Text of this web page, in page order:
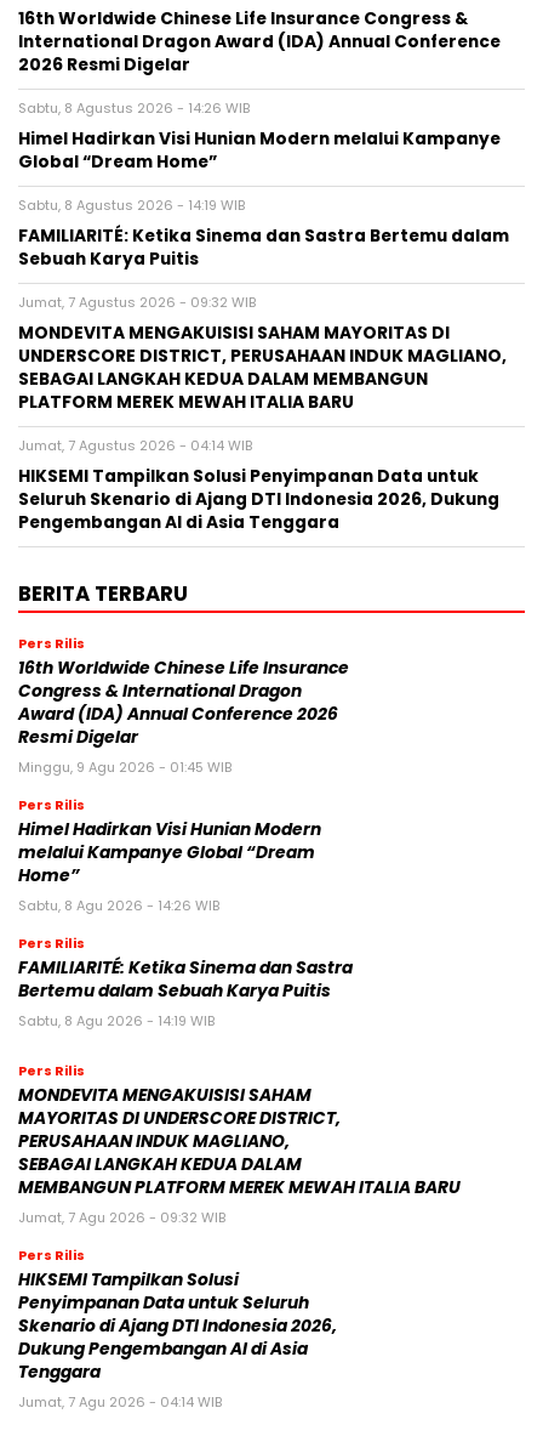
16th Worldwide Chinese Life Insurance Congress &
International Dragon Award (IDA) Annual Conference
2026 Resmi Digelar
Sabtu, 8 Agustus 2026 - 14:26 WIB
Himel Hadirkan Visi Hunian Modern melalui Kampanye
Global “Dream Home”
Sabtu, 8 Agustus 2026 - 14:19 WIB
FAMILIARITÉ: Ketika Sinema dan Sastra Bertemu dalam
Sebuah Karya Puitis
Jumat, 7 Agustus 2026 - 09:32 WIB
MONDEVITA MENGAKUISISI SAHAM MAYORITAS DI
UNDERSCORE DISTRICT, PERUSAHAAN INDUK MAGLIANO,
SEBAGAI LANGKAH KEDUA DALAM MEMBANGUN
PLATFORM MEREK MEWAH ITALIA BARU
Jumat, 7 Agustus 2026 - 04:14 WIB
HIKSEMI Tampilkan Solusi Penyimpanan Data untuk
Seluruh Skenario di Ajang DTI Indonesia 2026, Dukung
Pengembangan AI di Asia Tenggara
BERITA TERBARU
Pers Rilis
16th Worldwide Chinese Life Insurance
Congress & International Dragon
Award (IDA) Annual Conference 2026
Resmi Digelar
Minggu, 9 Agu 2026 - 01:45 WIB
Pers Rilis
Himel Hadirkan Visi Hunian Modern
melalui Kampanye Global “Dream
Home”
Sabtu, 8 Agu 2026 - 14:26 WIB
Pers Rilis
FAMILIARITÉ: Ketika Sinema dan Sastra
Bertemu dalam Sebuah Karya Puitis
Sabtu, 8 Agu 2026 - 14:19 WIB
Pers Rilis
MONDEVITA MENGAKUISISI SAHAM
MAYORITAS DI UNDERSCORE DISTRICT,
PERUSAHAAN INDUK MAGLIANO,
SEBAGAI LANGKAH KEDUA DALAM
MEMBANGUN PLATFORM MEREK MEWAH ITALIA BARU
Jumat, 7 Agu 2026 - 09:32 WIB
Pers Rilis
HIKSEMI Tampilkan Solusi
Penyimpanan Data untuk Seluruh
Skenario di Ajang DTI Indonesia 2026,
Dukung Pengembangan AI di Asia
Tenggara
Jumat, 7 Agu 2026 - 04:14 WIB